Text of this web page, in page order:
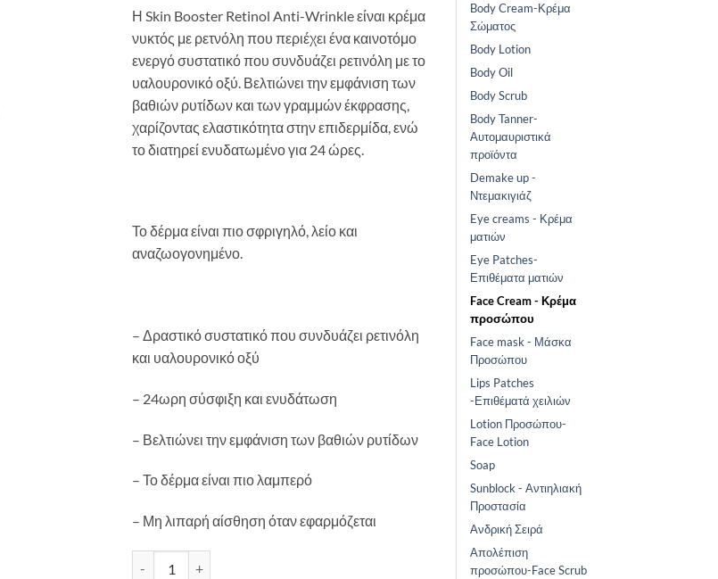
Η Skin Booster Retinol Anti-Wrinkle είναι κρέμα
νυκτός με ρετνόλη που περιέχει ένα καινοτόμο
ενεργό συστατικό που συνδυάζει ρετινόλη με το
υαλουρονικό οξύ. Βελτιώνει την εμφάνιση των
βαθιών ρυτίδων και των γραμμών έκφρασης,
χαρίζοντας ελαστικότητα στην επιδερμίδα, ενώ
το διατηρεί ενυδατωμένο για 24 ώρες.
Το δέρμα είναι πιο σφριγηλό, λείο και
αναζωογονημένο.
– Δραστικό συστατικό που συνδυάζει ρετινόλη
και υαλουρονικό οξύ
– 24ωρη σύσφιξη και ενυδάτωση
– Βελτιώνει την εμφάνιση των βαθιών ρυτίδων
– Το δέρμα είναι πιο λαμπερό
– Μη λιπαρή αίσθηση όταν εφαρμόζεται
Byphasse Skin Booster Retinol Anti-Wrinkle Night Cream 50ml ποσότητα
Body Cream-Κρέμα
Σώματος
Body Lotion
Body Oil
Body Scrub
Body Tanner-
Αυτομαυριστικά
προϊόντα
Demake up -
Ντεμακιγιάζ
Eye creams - Κρέμα
ματιών
Eye Patches-
Επιθέματα ματιών
Face Cream - Κρέμα
προσώπου
Face mask - Μάσκα
Προσώπου
Lips Patches
-Επιθέματά χειλιών
Lotion Προσώπου-
Face Lotion
Soap
Sunblock - Αντιηλιακή
Προστασία
Ανδρική Σειρά
Απολέπιση
προσώπου-Face Scrub